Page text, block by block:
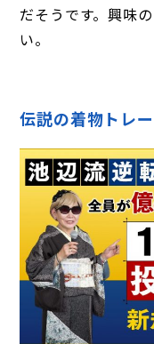
だそうです。興味
い。
伝説の着物トレ